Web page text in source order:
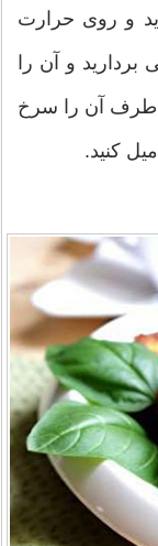
و روی حرارت
و آن را
به شکل دلخواه آماده کنید و در روغن 2 طرف آن را سرخ
کنید.